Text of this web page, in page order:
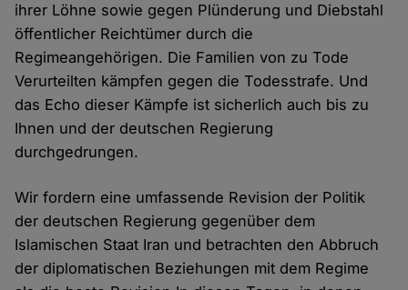
ihrer Löhne sowie gegen Plünderung und Diebstahl
öffentlicher Reichtümer durch die
Regimeangehörigen. Die Familien von zu Tode
Verurteilten kämpfen gegen die Todesstrafe. Und
das Echo dieser Kämpfe ist sicherlich auch bis zu
Ihnen und der deutschen Regierung
durchgedrungen.
Wir fordern eine umfassende Revision der Politik
der deutschen Regierung gegenüber dem
Islamischen Staat Iran und betrachten den Abbruch
der diplomatischen Beziehungen mit dem Regime